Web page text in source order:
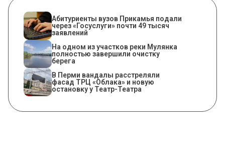
Абитуриенты вузов Прикамья подали
через «Госуслуги» почти 49 тысяч
заявлений
На одном из участков реки Мулянка
полностью завершили очистку
берега
В Перми вандалы расстреляли
фасад ТРЦ «Облака» и новую
остановку у Театр-Театра